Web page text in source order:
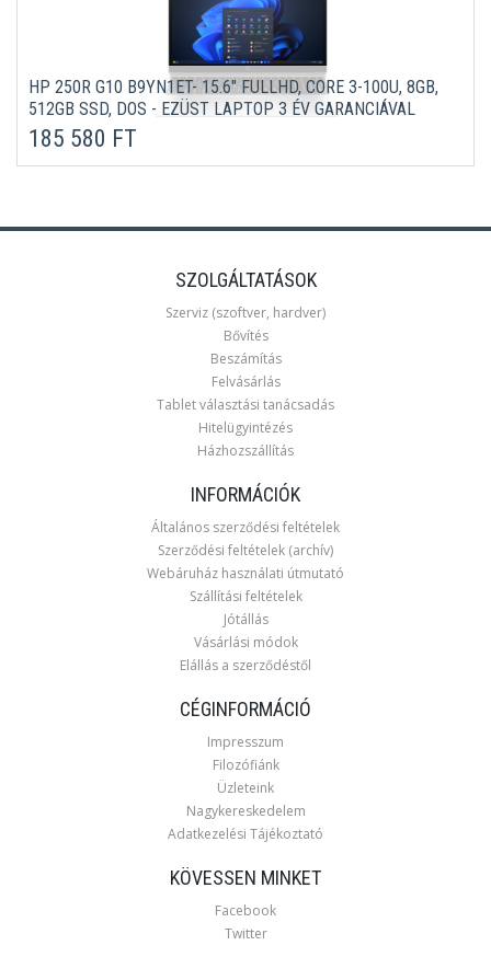
HP 250R G10 B9YN1ET- 15.6" FULLHD, CORE 3-100U, 8GB,
512GB SSD, DOS - EZÜST LAPTOP 3 ÉV GARANCIÁVAL
185 580 FT
SZOLGÁLTATÁSOK
Szerviz (szoftver, hardver)
Bővítés
Beszámítás
Felvásárlás
Tablet választási tanácsadás
Hitelügyintézés
Házhozszállítás
INFORMÁCIÓK
Általános szerződési feltételek
Szerződési feltételek (archív)
Webáruház használati útmutató
Szállítási feltételek
Jótállás
Vásárlási módok
Elállás a szerződéstől
CÉGINFORMÁCIÓ
Impresszum
Filozófiánk
Üzleteink
Nagykereskedelem
Adatkezelési Tájékoztató
KÖVESSEN MINKET
Facebook
Twitter